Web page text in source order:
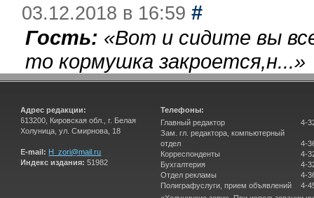
03.12.2018 в 16:59 #
Гость: «Вот и сидите вы
то кормушка закроется,н...»
Адрес редакции:
613200, Кировская обл., г. Белая
Холуница, ул. Смирнова, 18
E-mail: H_zori@mail.ru
Индекс издания: 51982
Телефоны:
Главный редактор
Зам. гл. редактора, компьютерный
отдел
Корреспонденты
Бухгалтерия
Отдел рекламы
Полиграфуслуги, прием объявлений
4-
4-
4-
4-
4-
4-